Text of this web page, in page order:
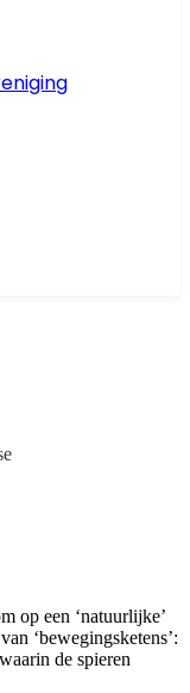
op een ‘natuurlijke’
‘bewegingsketens’:
de spieren